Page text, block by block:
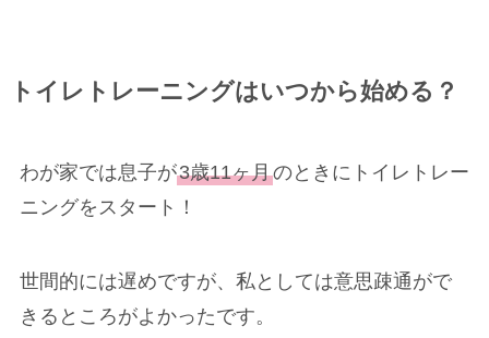
トイレトレーニングはいつから始める？
わが家では息子が3歳11ヶ月のときにトイレトレー
ニングをスタート！
世間的には遅めですが、私としては意思疎通がで
きるところがよかったです。